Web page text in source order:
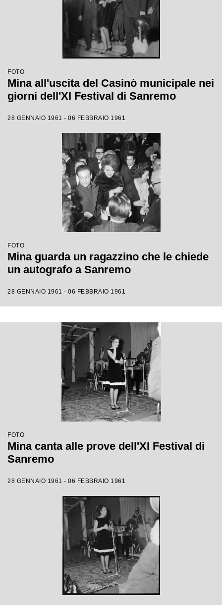
FOTO
Mina all'uscita del Casinò municipale nei
giorni dell'XI Festival di Sanremo
28 GENNAIO 1961 - 06 FEBBRAIO 1961
FOTO
Mina guarda un ragazzino che le chiede
un autografo a Sanremo
28 GENNAIO 1961 - 06 FEBBRAIO 1961
FOTO
Mina canta alle prove dell'XI Festival di
Sanremo
28 GENNAIO 1961 - 06 FEBBRAIO 1961